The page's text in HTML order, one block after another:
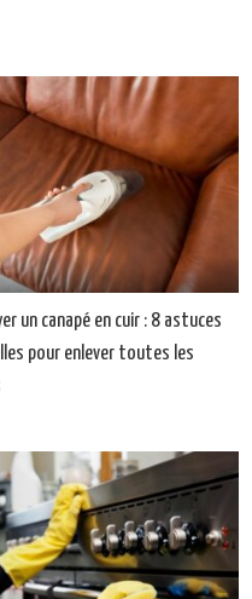
un canapé en cuir : 8 astuces
pour enlever toutes les